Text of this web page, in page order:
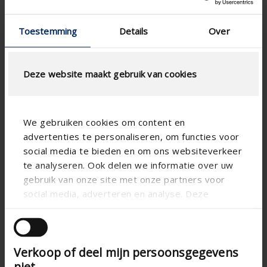
Toestemming Details Over
Deze website maakt gebruik van cookies
We gebruiken cookies om content en
advertenties te personaliseren, om functies voor
social media te bieden en om ons websiteverkeer
te analyseren. Ook delen we informatie over uw
gebruik van onze site met onze partners voor
social media, adverteren en analyse. Deze
andere informatie die u aan ze heeft verstrekt of
die ze hebben verzameld op basis van uw gebruik
van hun services.
Verkoop of deel mijn persoonsgegevens
Gaastype
LUCHTSTROOMBEREKENING
Technische specificaties
Fysische vrije doorlaat (%)
50
Lamelstap (mm)
technical.standaardgaastype
technical.ip_klasse
IP2XD